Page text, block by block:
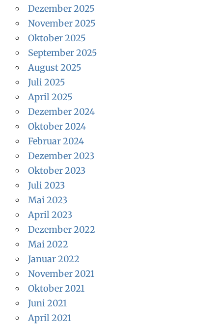
Dezember 2025
November 2025
Oktober 2025
September 2025
August 2025
Juli 2025
April 2025
Dezember 2024
Oktober 2024
Februar 2024
Dezember 2023
Oktober 2023
Juli 2023
Mai 2023
April 2023
Dezember 2022
Mai 2022
Januar 2022
November 2021
Oktober 2021
Juni 2021
April 2021